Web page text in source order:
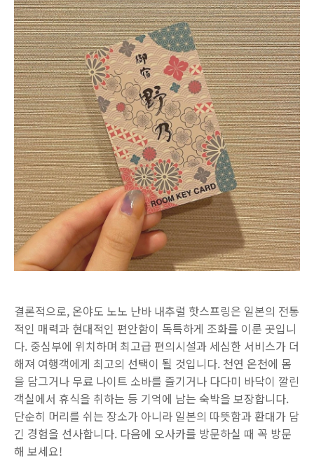
결론적으로, 온야도 노노 난바 내추럴 핫스프링은 일본의 전통
적인 매력과 현대적인 편안함이 독특하게 조화를 이룬 곳입니
다. 중심부에 위치하며 최고급 편의시설과 세심한 서비스가 더
해져 여행객에게 최고의 선택이 될 것입니다. 천연 온천에 몸
을 담그거나 무료 나이트 소바를 즐기거나 다다미 바닥이 깔린
객실에서 휴식을 취하는 등 기억에 남는 숙박을 보장합니다.
단순히 머리를 쉬는 장소가 아니라 일본의 따뜻함과 환대가 담
긴 경험을 선사합니다. 다음에 오사카를 방문하실 때 꼭 방문
해 보세요!